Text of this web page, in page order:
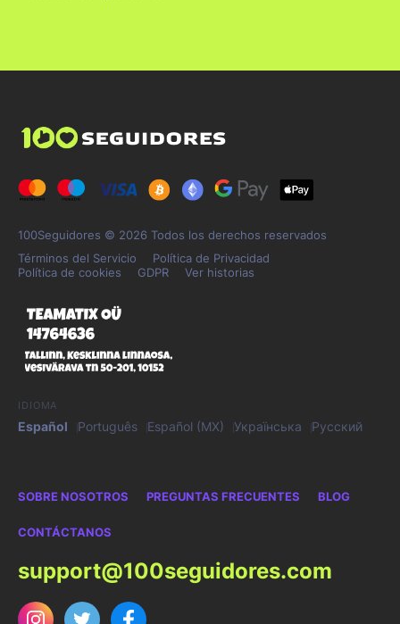
100Seguidores © 2026 Todos los derechos reservados
Términos del Servicio
Política de Privacidad
Política de cookies
GDPR Ver historias
IDIOMA
Español Português Español (MX) Українська Русский
SOBRE NOSOTROS PREGUNTAS FRECUENTES BLOG
CONTÁCTANOS
support@100seguidores.com